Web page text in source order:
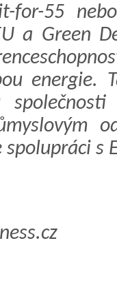
for-55
a Green
energie.
s